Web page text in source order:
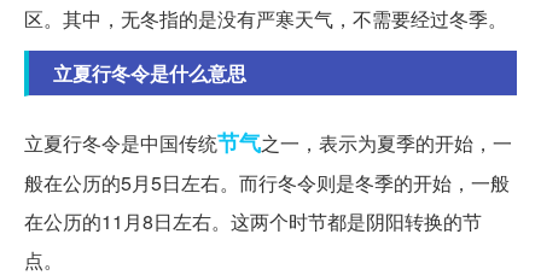
区。其中，无冬指的是没有严寒天气，不需要经过冬季。
立夏行冬令是什么意思
立夏行冬令是中国传统节气之一，表示为夏季的开始，一
般在公历的5月5日左右。而行冬令则是冬季的开始，一般
在公历的11月8日左右。这两个时节都是阴阳转换的节
点。